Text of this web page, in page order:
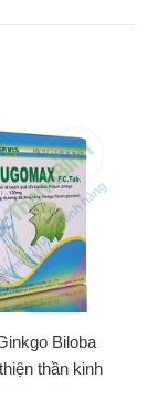
Biloba
thần kinh